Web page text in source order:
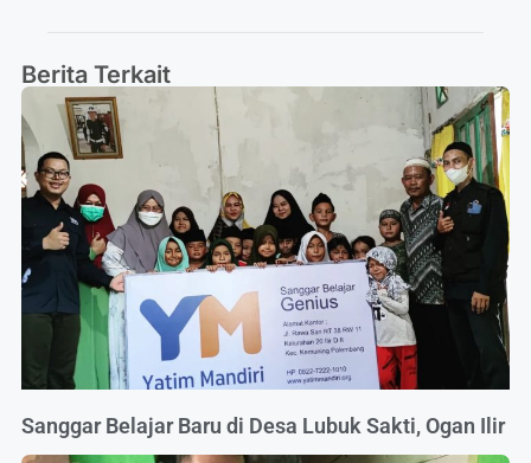
Berita Terkait
Sanggar Belajar Baru di Desa Lubuk Sakti, Ogan Ilir